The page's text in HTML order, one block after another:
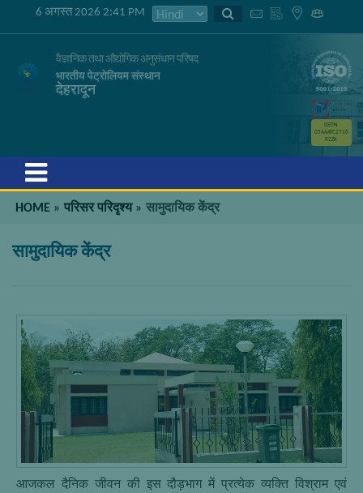
6 अगस्त 2026 2:41 PM
वैज्ञानिक तथा औद्योगिक अनुसंधान परिषद
भारतीय पेट्रोलियम संस्थान
देहरादून
GSTIN
05AAATC2716
R2ZK
HOME »परिसर परिदृश्य»सामुदायिक केंद्र
सामुदायिक केंद्र
आजकल दैनिक जीवन की इस दौड़भाग में प्रत्येक व्यक्ति विश्राम एवं